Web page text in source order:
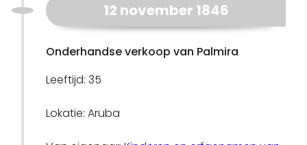
12 november 1846
Onderhandse verkoop van Palmira
Leeftijd: 35
Lokatie: Aruba